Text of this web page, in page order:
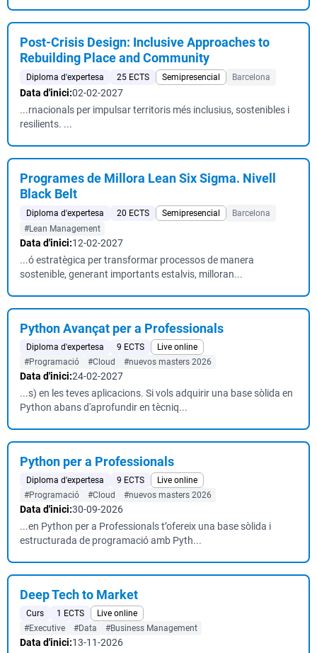
Post-Crisis Design: Inclusive Approaches to
Rebuilding Place and Community
Diploma d'expertesa 25 ECTS Semipresencial Barcelona
Data d'inici:02-02-2027
...rnacionals per impulsar territoris més inclusius, sostenibles i
resilients. ...
Programes de Millora Lean Six Sigma. Nivell
Black Belt
Diploma d'expertesa 20 ECTS Semipresencial
Barcelona
#Lean Management
Data d'inici:12-02-2027
...ó estratègica per transformar processos de manera
sostenible, generant importants estalvis, milloran...
Python Avançat per a Professionals
Diploma d'expertesa 9 ECTS
Live online
#Programació
#Cloud #nuevos masters 2026
Data d'inici:24-02-2027
...s) en les teves aplicacions. Si vols adquirir una base sòlida en
Python abans d'aprofundir en tècniq...
Python per a Professionals
Diploma d'expertesa 9 ECTS
Live online
#Programació
#Cloud #nuevos masters 2026
Data d'inici:30-09-2026
...en Python per a Professionals t’ofereix una base sòlida i
estructurada de programació amb Pyth...
Deep Tech to Market
Curs 1 ECTS
Live online
#Executive
#Data #Business Management
Data d'inici:13-11-2026